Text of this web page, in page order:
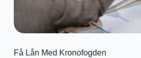
Få Lån Med Kronofogden